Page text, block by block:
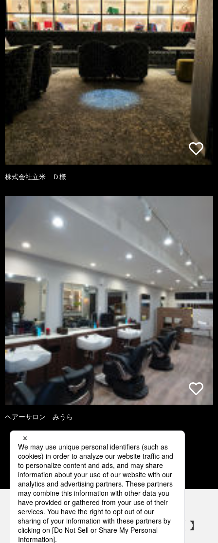
株式会社立米 Ｄ様
ヘアーサロン みうら
1 2 3 4 5
パナソニックの電気設備 SNSアカウント